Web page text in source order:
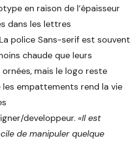
en raison de l’épaisseur
dans les lettres
police Sans-serif est souvent
chaude que leurs
mais le logo reste
les empattements rend la vie
developpeur. «Il est
de manipuler quelque